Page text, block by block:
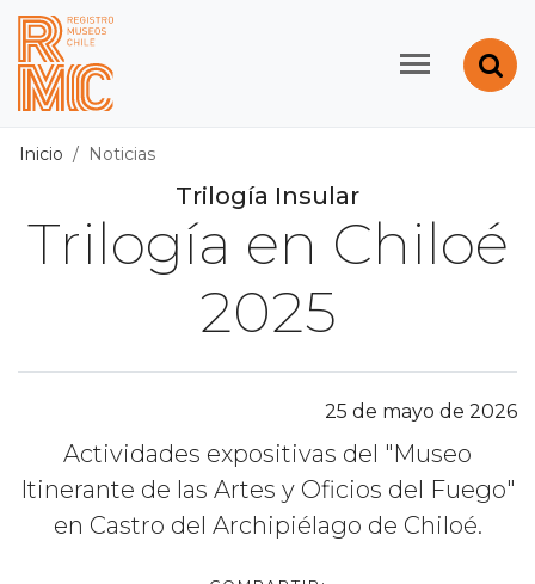
Contenido principal
Registro de Museos
Inicio Noticias
Trilogía Insular
Trilogía en Chiloé
2025
25 de mayo de 2026
Actividades expositivas del "Museo
Itinerante de las Artes y Oficios del Fuego"
en Castro del Archipiélago de Chiloé.